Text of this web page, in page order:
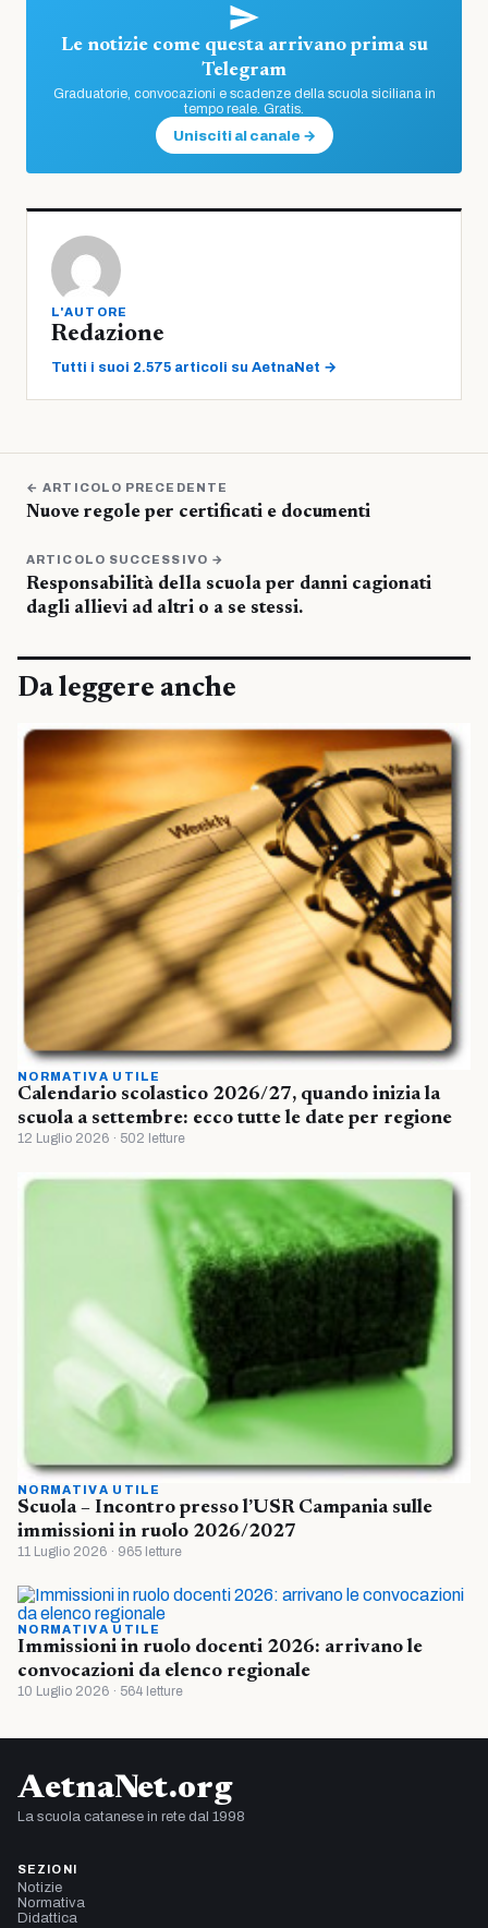
Le notizie come questa arrivano prima su
Telegram
Graduatorie, convocazioni e scadenze della scuola siciliana in
tempo reale. Gratis.
Unisciti al canale →
L'AUTORE
Redazione
Tutti i suoi 2.575 articoli su AetnaNet →
← ARTICOLO PRECEDENTE
Nuove regole per certificati e documenti
ARTICOLO SUCCESSIVO →
Responsabilità della scuola per danni cagionati
dagli allievi ad altri o a se stessi.
Da leggere anche
NORMATIVA UTILE
Calendario scolastico 2026/27, quando inizia la
scuola a settembre: ecco tutte le date per regione
12 Luglio 2026 · 502 letture
NORMATIVA UTILE
Scuola – Incontro presso l’USR Campania sulle
immissioni in ruolo 2026/2027
11 Luglio 2026 · 965 letture
NORMATIVA UTILE
Immissioni in ruolo docenti 2026: arrivano le
convocazioni da elenco regionale
10 Luglio 2026 · 564 letture
AetnaNet.org
La scuola catanese in rete dal 1998
SEZIONI
Notizie
Normativa
Didattica